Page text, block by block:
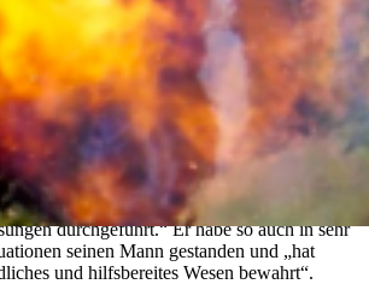
feinsinnigen Humor und seinem in
auch bestens für außergewöhnliche
sich Prof. Dr.-Ing. Ladisch an gleich drei
Messfahrten an Bord des
der Wasserstraßen- und
Stralsund. Der Tonnenversatz von
erfasst werden. „Albert Plate ertrug dabei
aufkommenden Seekrankheiten als auch die
in der ihm so prägenden ruhigen
trotz dieser Umstände äußerst erfolgreich
durchgeführt.“ Er habe so auch in sehr
seinen Mann gestanden und „hat
und hilfsbereites Wesen bewahrt“.